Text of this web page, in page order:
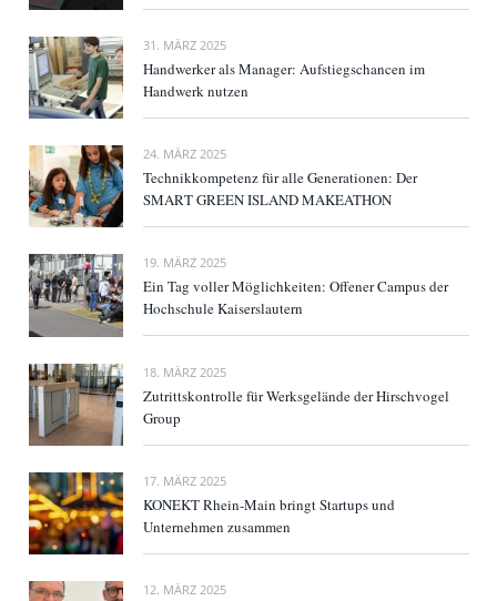
31. MÄRZ 2025
Handwerker als Manager: Aufstiegschancen im
Handwerk nutzen
24. MÄRZ 2025
Technikkompetenz für alle Generationen: Der
SMART GREEN ISLAND MAKEATHON
19. MÄRZ 2025
Ein Tag voller Möglichkeiten: Offener Campus der
Hochschule Kaiserslautern
18. MÄRZ 2025
Zutrittskontrolle für Werksgelände der Hirschvogel
Group
17. MÄRZ 2025
KONEKT Rhein-Main bringt Startups und
Unternehmen zusammen
12. MÄRZ 2025